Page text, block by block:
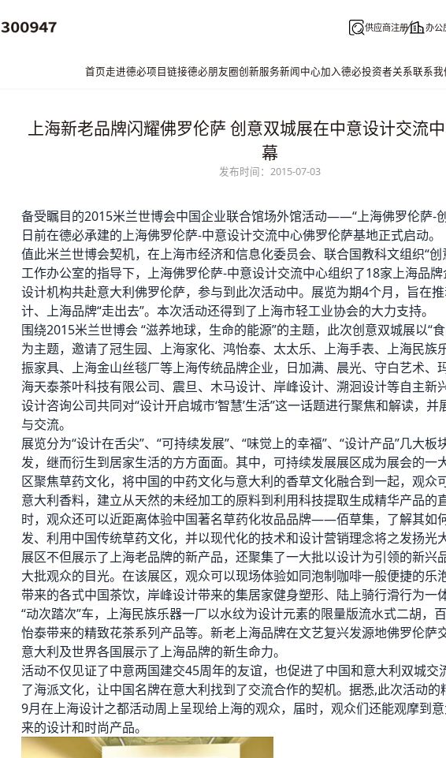
供应商注册 办公
首页走进德必项目链接德必朋友圈创新服务新闻中心加入德必投资者关系联系我
上海新老品牌闪耀佛罗伦萨 创意双城展在中意设计交流
幕
发布时间：2015-07-03
备受瞩目的2015米兰世博会中国企业联合馆场外馆活动——“上海佛罗伦萨-创
日前在德必承建的上海佛罗伦萨-中意设计交流中心佛罗伦萨基地正式启动。
值此米兰世博会契机，在上海市经济和信息化委员会、联合国教科文组织“创
工作办公室的指导下，上海佛罗伦萨-中意设计交流中心组织了18家上海品牌
设计机构共赴意大利佛罗伦萨，参与到此次活动中。展览为期4个月，旨在
计、上海品牌“走出去”。本次活动还得到了上海市轻工业协会的大力支持。
围绕2015米兰世博会 “滋养地球，生命的能源”的主题，此次创意双城展以“食
为主题，邀请了冠生园、上海家化、鸿怡泰、太太乐、上海手表、上海民族
振家具、上海金山丝毯厂等上海传统品牌企业，日加满、晨光、守白艺术、
海天泰茶叶科技有限公司、震旦、木马设计、岸峰设计、溯洄设计等自主新
设计咨询公司共同对“设计开启城市‘智慧’生活”这一话题进行聚焦和解读，并
与交流。
展览分为“设计在舌尖”、“可持续发展”、“味觉上的幸福”、“设计产品”几大板
发，继而衍生到居家生活的方方面面。其中，可持续发展展区成为展会的一
区聚焦草药文化，将中国的中药文化与意大利的香草文化融合到一起，观众
意大利香料，建立从天然的未经加工的原料到利用科技提取生成精华产品的
时，观众还可以近距离体验中国著名草药化妆品品牌——佰草集，了解其如
发、利用中国传统草药文化，并以现代化的技术和设计营销理念将之发扬光
展区不但展示了上海老品牌的新产品，还聚集了一大批以设计为引领的新兴
大批观众的目光。在该展区，观众可以现场体验如同泡制咖啡一般便捷的乐
带来的各式中国茶饮，岸峰设计带来的集居家健身塑形、陆上骑行滑行为一
“动次踏次”车，上海民族乐器一厂以水纹为设计元素的限量版流水式二胡，
怡泰带来的精致花茶系列产品等。新老上海品牌在文艺复兴发源地佛罗伦萨
意大利及世界各国展示了上海品牌的新生命力。
活动不仅见证了中意两国建交45周年的友谊，也促进了中国和意大利双城交
了海派文化，让中国名牌在意大利找到了交流合作的契机。据悉,此次活动的
9月在上海设计之都活动周上呈现给上海的观众，届时，观众们还能观摩到
来的设计和时尚产品。